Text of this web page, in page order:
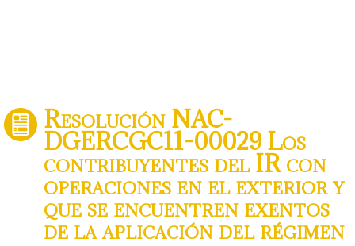
Resolución NAC-
DGERCGC11-00029 Los
contribuyentes del IR con
operaciones en el exterior y
que se encuentren exentos
de la aplicación del régimen